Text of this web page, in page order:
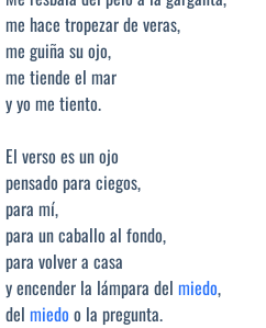
me hace tropezar de veras,
me guiña su ojo,
me tiende el mar
y yo me tiento.
El verso es un ojo
pensado para ciegos,
para mí,
para un caballo al fondo,
para volver a casa
y encender la lámpara del miedo,
del miedo o la pregunta.